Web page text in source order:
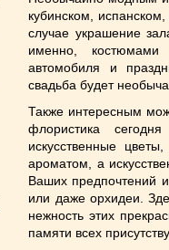
кубинском,
случае украшение
именно,
автомобиля и
свадьба будет
Также интересным
флористика
искусственные
ароматом, а
Ваших предпочтений
или даже орхидеи.
нежность этих
памяти всех